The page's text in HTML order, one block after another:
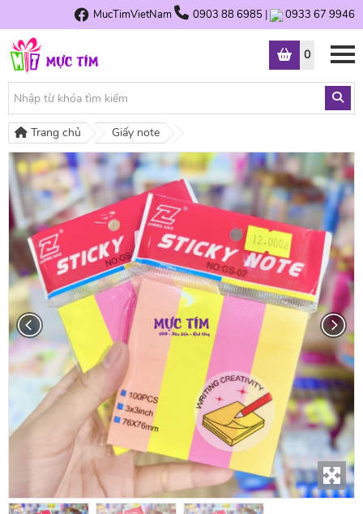
MucTimVietNam 0903 88 6985 | 0933 67 9946
0
Trang chủ Giấy note